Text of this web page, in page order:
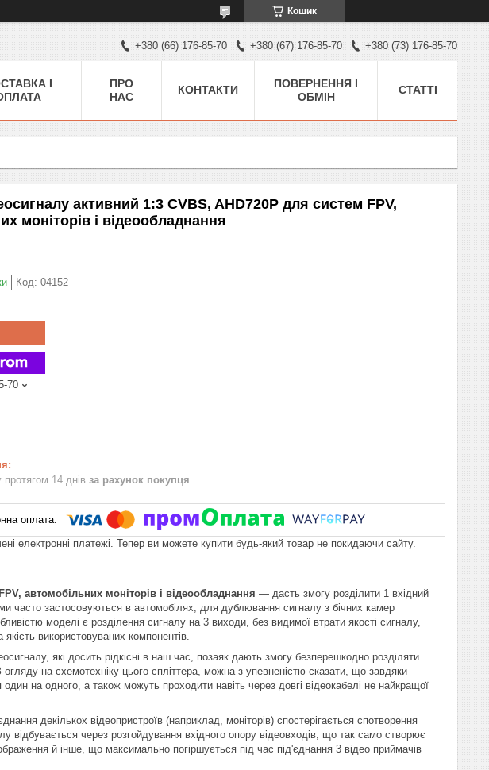
Кошик
+380 (66) 176-85-70 +380 (67) 176-85-70 +380 (73) 176-85-70
І
ПРО
НАС
КОНТАКТИ
ПОВЕРНЕННЯ І
ОБМІН
СТАТТІ
активний 1:3 CVBS, AHD720P для систем FPV,
моніторів і відеообладнання
Код: 04152
70
14 днів за рахунок покупця
електронні платежі. Тепер ви можете купити будь-який товар не покидаючи сайту.
FPV, автомобільних моніторів і відеообладнання — дасть змогу розділити 1 вхідний
часто застосовуються в автомобілях, для дублювання сигналу з бічних камер
моделі є розділення сигналу на 3 виходи, без видимої втрати якості сигналу,
використовуваних компонентів.
які досить рідкісні в наш час, позаяк дають змогу безперешкодно розділяти
на схемотехніку цього спліттера, можна з упевненістю сказати, що завдяки
на одного, а також можуть проходити навіть через довгі відеокабелі не найкращої
декількох відеопристроїв (наприклад, моніторів) спостерігається спотворення
відбувається через розгойдування вхідного опору відеовходів, що так само створює
й інше, що максимально погіршується під час під'єднання 3 відео приймачів